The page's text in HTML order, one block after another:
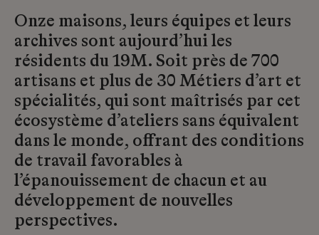
Onze maisons, leurs équipes et leurs
archives sont aujourd’hui les
résidents du 19M. Soit près de 700
artisans et plus de 30 Métiers d’art et
spécialités, qui sont maîtrisés par cet
écosystème d’ateliers sans équivalent
dans le monde, offrant des conditions
de travail favorables à
l’épanouissement de chacun et au
développement de nouvelles
perspectives.